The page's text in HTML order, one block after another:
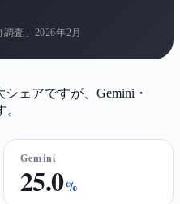
査」2026年2月
ェアですが、Gemini・
Gemini
25.0%